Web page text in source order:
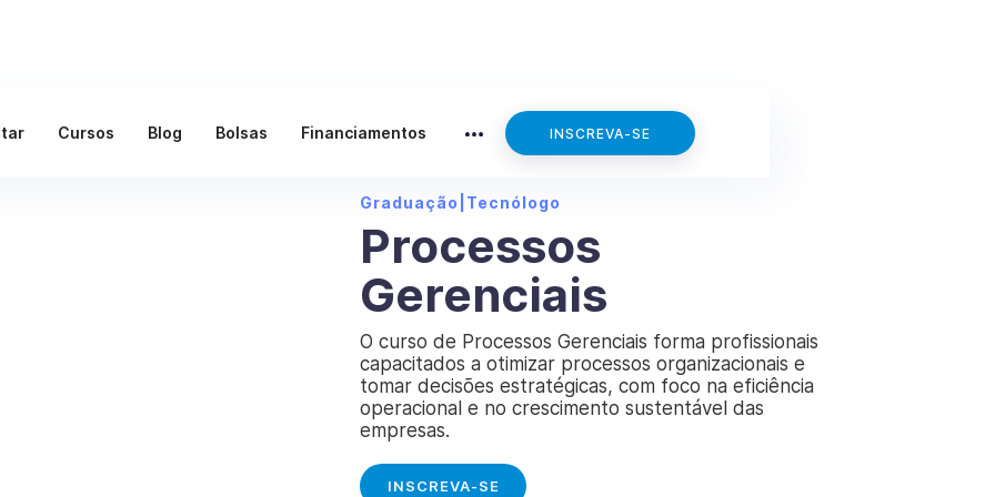
Cursos Blog Bolsas Financiamentos INSCREVA-SE
Graduação Tecnólogo
Processos
Gerenciais
O curso de Processos Gerenciais forma profissionais
capacitados a otimizar processos organizacionais e
tomar decisões estratégicas, com foco na eficiência
operacional e no crescimento sustentável das
empresas.
INSCREVA-SE